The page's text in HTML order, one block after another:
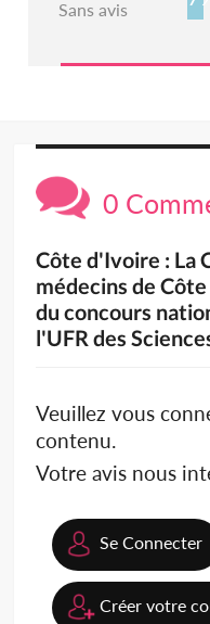
Sans avis
0
Côte d'Ivoire : La
médecins de
du concours
l'UFR des
Veuillez vous
contenu.
Votre avis nous
Se Connecter
Créer votre